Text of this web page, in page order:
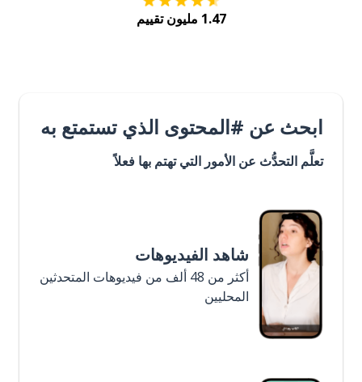
1.47 مليون تقييم
ابحث عن #المحتوى الذي تستمتع به
تعلَّم التحدُّث عن الأمور التي تهتم بها فعلاً
شاهد الفيديوهات
أكثر من 48 ألف من فيديوهات المتحدثين
المحليين